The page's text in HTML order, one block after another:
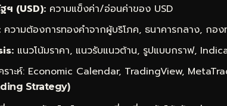
ฯ (USD): ความแข็งค่า/อ่อนค่าของ USD
ความต้องการทองคำจากผู้บริโภค, ธนาคารกลาง, กอ
แนวโน้มราคา, แนวรับแนวต้าน, รูปแบบกราฟ,
คราะห์: Economic Calendar, TradingView,
Strategy)